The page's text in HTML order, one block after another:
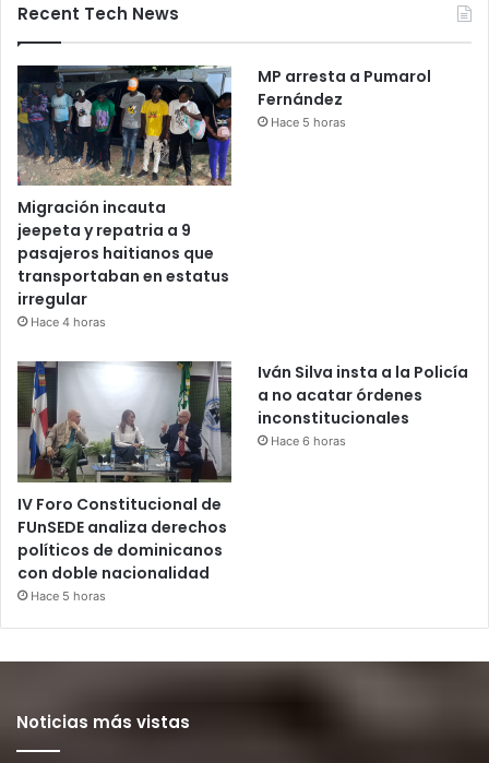
Recent Tech News
Migración incauta
jeepeta y repatria a 9
pasajeros haitianos que
transportaban en estatus
irregular
Hace 4 horas
MP arresta a Pumarol
Fernández
Hace 5 horas
IV Foro Constitucional de
FUnSEDE analiza derechos
políticos de dominicanos
con doble nacionalidad
Hace 5 horas
Iván Silva insta a la Policía
a no acatar órdenes
inconstitucionales
Hace 6 horas
Noticias más vistas